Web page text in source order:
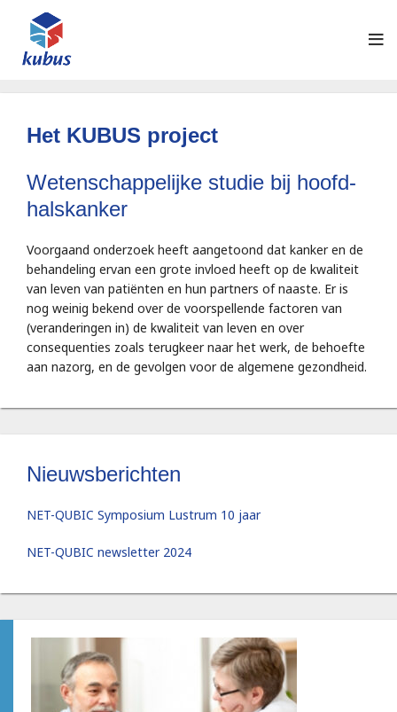
Het KUBUS project
Wetenschappelijke studie bij hoofd-
halskanker
Voorgaand onderzoek heeft aangetoond dat kanker en de
behandeling ervan een grote invloed heeft op de kwaliteit
van leven van patiënten en hun partners of naaste. Er is
nog weinig bekend over de voorspellende factoren van
(veranderingen in) de kwaliteit van leven en over
consequenties zoals terugkeer naar het werk, de behoefte
aan nazorg, en de gevolgen voor de algemene gezondheid.
Nieuwsberichten
NET-QUBIC Symposium Lustrum 10 jaar
NET-QUBIC newsletter 2024